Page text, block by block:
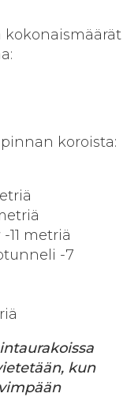
koroista:
metriä
-7
kun